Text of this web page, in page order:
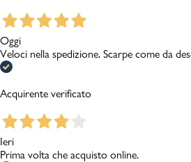
Oggi
Veloci nella spedizione. Scarpe come da
Acquirente verificato
Ieri
Prima volta che acquisto online.